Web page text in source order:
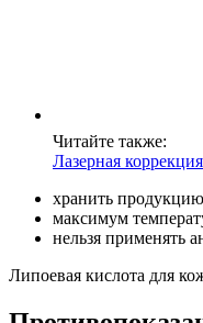
Читайте также:
Лазерная
хранить
максимум
нельзя применять
Липоевая кислота для